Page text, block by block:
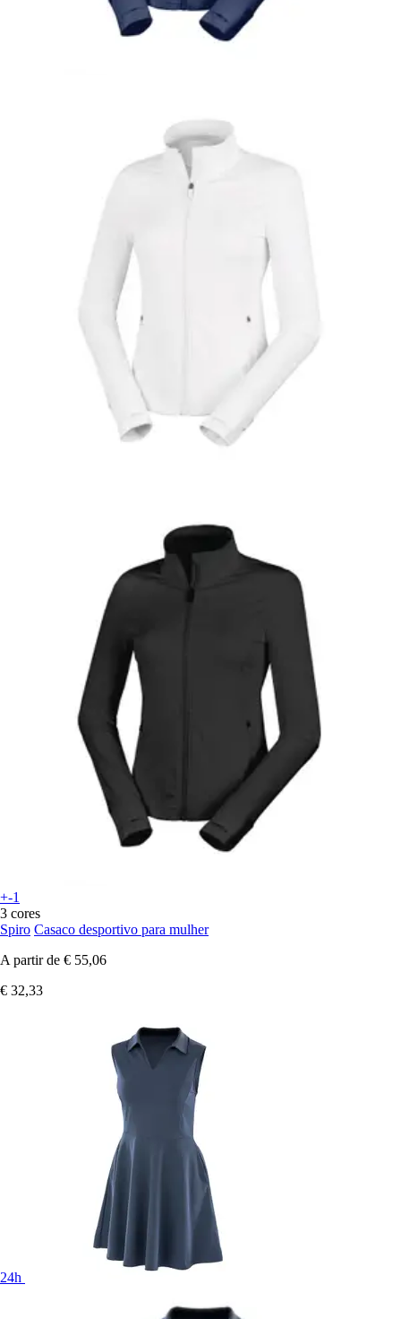
+-1
3 cores
Spiro Casaco desportivo para mulher
A partir de € 55,06
€ 32,33
24h